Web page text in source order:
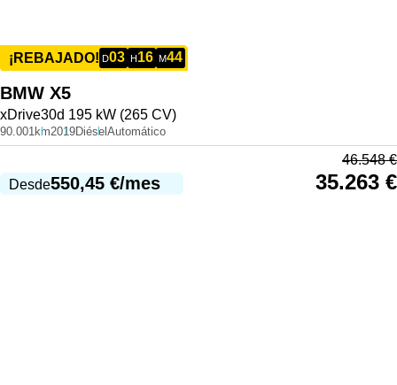
¡REBAJADO! D03 H16 M44
BMW X5
xDrive30d 195 kW (265 CV)
90.001km2019Diésel Automático
Desde550,45 €/mes
46.548€
35.263 €